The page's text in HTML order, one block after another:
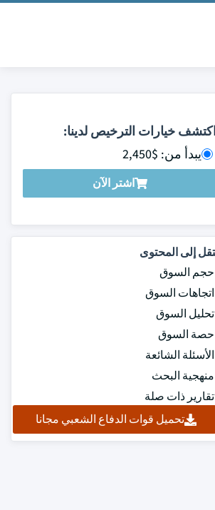
اكتشف خيارات الترخيص لدينا:
يبدأ من: $2,450
اشتر الآن
إلى المحتوى
حجم السوق
اتجاهات السوق
تحليل السوق
حصة السوق
الأسئلة الشائعة
منهجية البحث
تقارير ذات صلة
تحميل قوات الدفاع الشعبي مجانا